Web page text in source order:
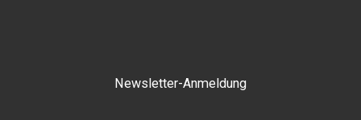
Newsletter-Anmeldung